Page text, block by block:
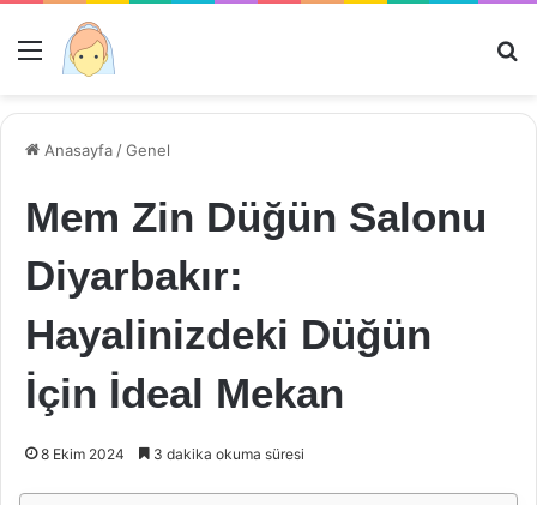
Menü
Anasayfa /Genel
Mem Zin Düğün Salonu
Diyarbakır:
Hayalinizdeki Düğün
İçin İdeal Mekan
8 Ekim 2024 3 dakika okuma süresi